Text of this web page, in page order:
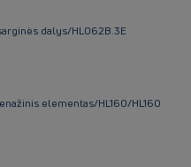
dalys/HL062B.3E
elementas/HL160/HL160